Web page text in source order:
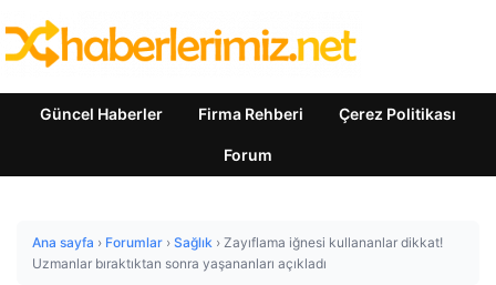
Güncel Haberler Firma Rehberi Çerez Politikası
Forum
Ana sayfa › Forumlar › Sağlık › Zayıflama iğnesi kullananlar dikkat!
Uzmanlar bıraktıktan sonra yaşananları açıkladı